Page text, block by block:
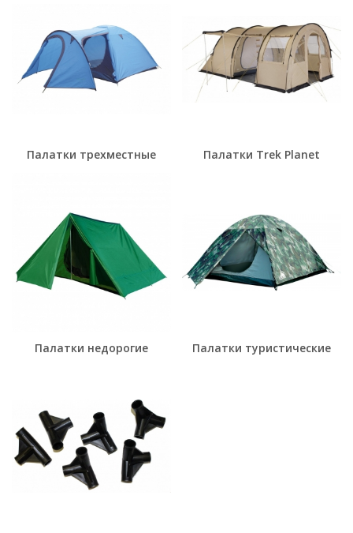
Палатки трехместные Палатки Trek Planet
Палатки недорогие Палатки туристические